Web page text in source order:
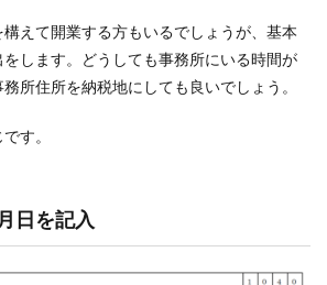
えて開業する方もいるでしょうが、基本
します。どうしても事務所にいる時間が
所住所を納税地にしても良いでしょう。
す。
日を記入